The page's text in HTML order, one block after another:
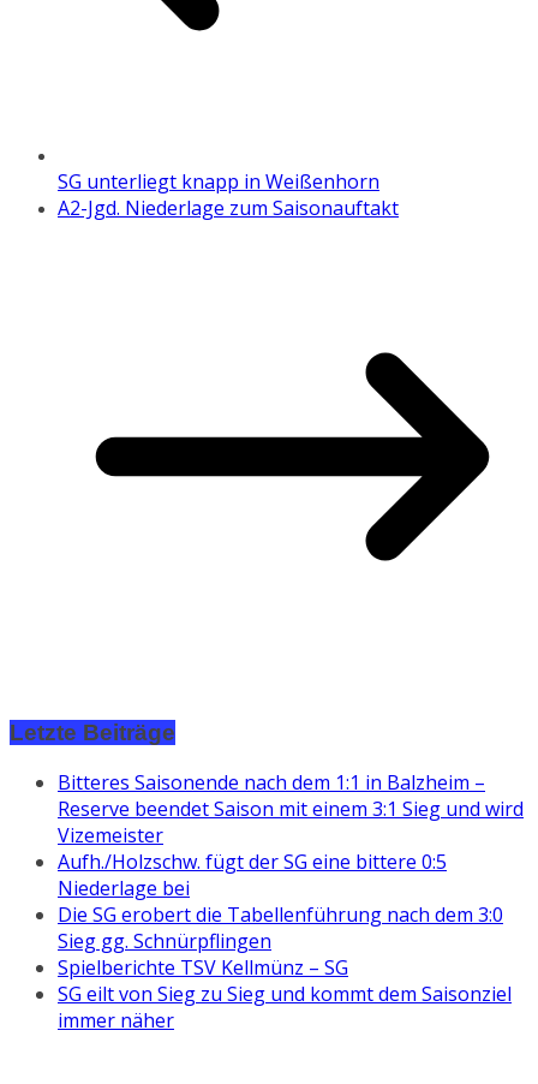
SG unterliegt knapp in Weißenhorn
A2-Jgd. Niederlage zum Saisonauftakt
Letzte Beiträge
Bitteres Saisonende nach dem 1:1 in Balzheim –
Reserve beendet Saison mit einem 3:1 Sieg und wird
Vizemeister
Aufh./Holzschw. fügt der SG eine bittere 0:5
Niederlage bei
Die SG erobert die Tabellenführung nach dem 3:0
Sieg gg. Schnürpflingen
Spielberichte TSV Kellmünz – SG
SG eilt von Sieg zu Sieg und kommt dem Saisonziel
immer näher